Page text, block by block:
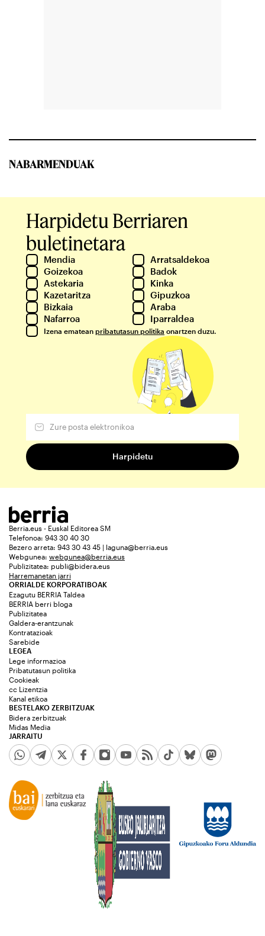
NABARMENDUAK
Harpidetu Berriaren
buletinetara
Mendia
Arratsaldekoa
Goizekoa
Badok
Astekaria
Kinka
Kazetaritza
Gipuzkoa
Bizkaia
Araba
Nafarroa
Iparraldea
Izena ematean pribatutasun politika onartzen duzu.
Berria.eus - Euskal Editorea SM
Telefonoa: 943 30 40 30
Bezero arreta: 943 30 43 45 | laguna@berria.eus
Webgunea: webgunea@berria.eus
Publizitatea: publi@bidera.eus
Harremanetan jarri
ORRIALDE KORPORATIBOAK
Ezagutu BERRIA Taldea
BERRIA berri bloga
Publizitatea
Galdera-erantzunak
Kontratazioak
Sarebide
JARRAITU
LEGEA
Lege informazioa
Pribatutasun politika
Cookieak
cc Lizentzia
Kanal etikoa
BESTELAKO ZERBITZUAK
Bidera zerbitzuak
Midas Media